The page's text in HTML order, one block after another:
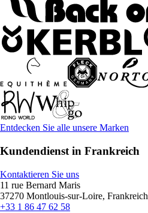
Entdecken Sie alle unsere Marken
Kundendienst in Frankreich
Kontaktieren Sie uns
11 rue Bernard Maris
37270 Montlouis-sur-Loire, Frankreich
+33 1 86 47 62 58